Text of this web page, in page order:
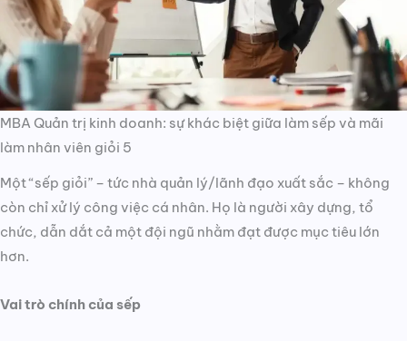
MBA Quản trị kinh doanh: sự khác biệt giữa làm sếp và mãi
làm nhân viên giỏi 5
Một “sếp giỏi” – tức nhà quản lý/lãnh đạo xuất sắc – không
còn chỉ xử lý công việc cá nhân. Họ là người xây dựng, tổ
chức, dẫn dắt cả một đội ngũ nhằm đạt được mục tiêu lớn
hơn.
Vai trò chính của sếp